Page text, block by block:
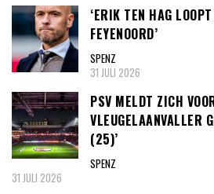
‘ERIK TEN HAG
FEYENOORD’
SPENZ
31 JULI 2026
PSV MELDT ZICH
VLEUGELAANVALLER
(25)’
SPENZ
31 JULI 2026